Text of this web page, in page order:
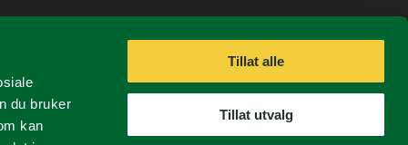
du bruker
kan
Tillat alle
Tillat utvalg